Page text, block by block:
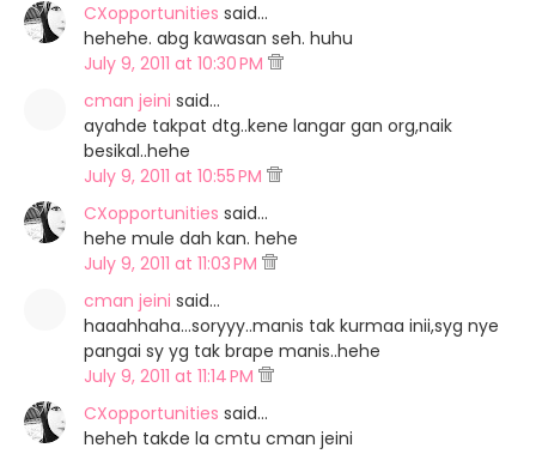
CXopportunities said…
hehehe. abg kawasan seh. huhu
July 9, 2011 at 10:30 PM
cman jeini said…
ayahde takpat dtg..kene langar gan org,naik
besikal..hehe
July 9, 2011 at 10:55 PM
CXopportunities said…
hehe mule dah kan. hehe
July 9, 2011 at 11:03 PM
cman jeini said…
haaahhaha...soryyy..manis tak kurmaa inii,syg nye
pangai sy yg tak brape manis..hehe
July 9, 2011 at 11:14 PM
CXopportunities said…
heheh takde la cmtu cman jeini